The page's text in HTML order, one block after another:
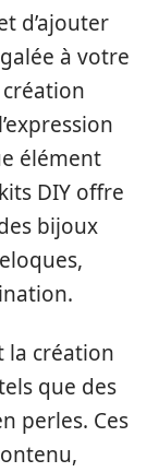
d’ajouter
à votre
élément
DIY offre
bijoux
la création
que des
perles. Ces